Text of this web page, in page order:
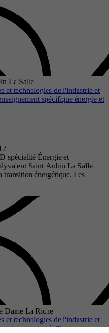
La Salle
et technologies de l'industrie et
spécifique énergie et
spécialité Énergie et
Saint-Aubin La Salle
transition énergétique. Les
Dame La Riche
et technologies de l'industrie et
spécifique